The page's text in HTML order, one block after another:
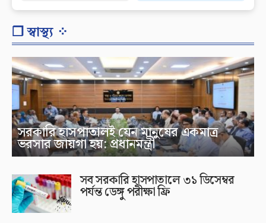
❐ স্বাস্থ্য ⁘
সরকারি হাসপাতালই যেন মানুষের একমাত্র
ভরসার জায়গা হয়: প্রধানমন্ত্রী
সব সরকারি হাসপাতালে ৩১ ডিসেম্বর
পর্যন্ত ডেঙ্গু পরীক্ষা ফ্রি